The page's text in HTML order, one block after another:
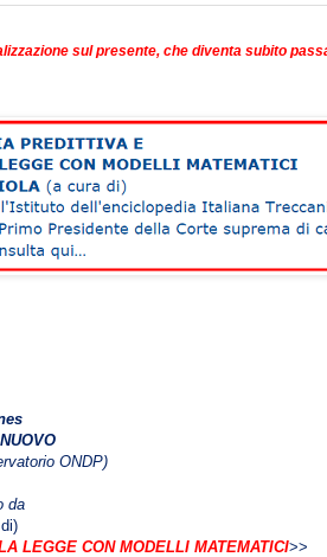
sul presente, che diventa subito
ONDP)
da
LEGGE CON MODELLI MATEMATICI>>